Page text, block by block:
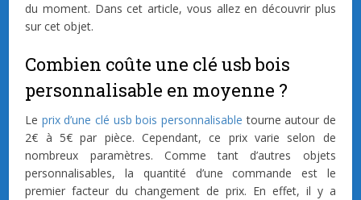
du moment. Dans cet article, vous allez en découvrir plus
sur cet objet.
Combien coûte une clé usb bois
personnalisable en moyenne ?
Le prix d’une clé usb bois personnalisable tourne autour de
2€ à 5€ par pièce. Cependant, ce prix varie selon de
nombreux paramètres. Comme tant d’autres objets
personnalisables, la quantité d’une commande est le
premier facteur du changement de prix. En effet, il y a